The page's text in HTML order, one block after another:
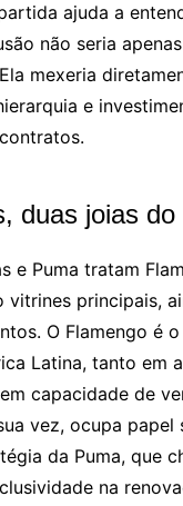
ajuda a
não seria
mexeria
e
duas joias
e Puma tratam
vitrines principais,
O Flamengo é
Latina, tanto em
capacidade de
vez, ocupa papel
da Puma, que
na